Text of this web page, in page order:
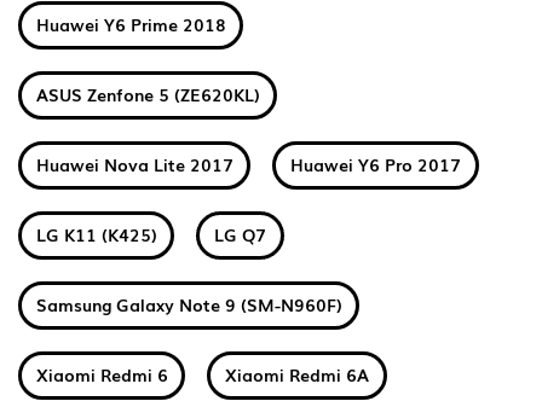
Huawei Y6 Prime 2018
ASUS Zenfone 5 (ZE620KL)
Huawei Nova Lite 2017 Huawei Y6 Pro 2017
LG K11 (K425) LG Q7
Samsung Galaxy Note 9 (SM-N960F)
Xiaomi Redmi 6 Xiaomi Redmi 6A